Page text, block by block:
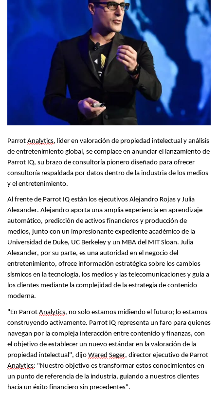
Parrot Analytics, líder en valoración de propiedad intelectual y análisis
de entretenimiento global, se complace en anunciar el lanzamiento de
Parrot IQ, su brazo de consultoría pionero diseñado para ofrecer
consultoría respaldada por datos dentro de la industria de los medios
y el entretenimiento.
Al frente de Parrot IQ están los ejecutivos Alejandro Rojas y Julia
Alexander. Alejandro aporta una amplia experiencia en aprendizaje
automático, predicción de activos financieros y producción de
medios, junto con un impresionante expediente académico de la
Universidad de Duke, UC Berkeley y un MBA del MIT Sloan. Julia
Alexander, por su parte, es una autoridad en el negocio del
entretenimiento, ofrece información estratégica sobre los cambios
sísmicos en la tecnología, los medios y las telecomunicaciones y guía a
los clientes mediante la complejidad de la estrategia de contenido
moderna.
"En Parrot Analytics, no solo estamos midiendo el futuro; lo estamos
construyendo activamente. Parrot IQ representa un faro para quienes
navegan por la compleja interacción entre contenido y finanzas, con
el objetivo de establecer un nuevo estándar en la valoración de la
propiedad intelectual", dijo Wared Seger, director ejecutivo de Parrot
Analytics: "Nuestro objetivo es transformar estos conocimientos en
un punto de referencia de la industria, guiando a nuestros clientes
hacia un éxito financiero sin precedentes".